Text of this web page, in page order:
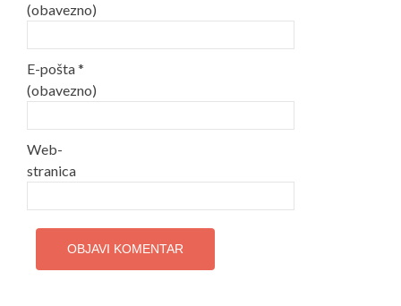
(obavezno)
E-pošta*
(obavezno)
Web-
stranica